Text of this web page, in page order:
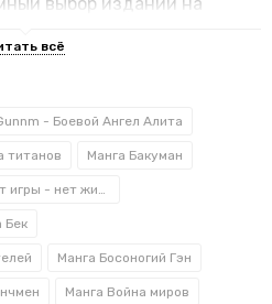
включая мангу
продукция.
произведение,
создан художественный
Мики.
- Боевой Ангел Алита
титанов Манга Бакуман
Манга Без игры жизни нет / Нет игры - нет жизни
Бек
Манга Босоногий Гэн
Манга Война миров